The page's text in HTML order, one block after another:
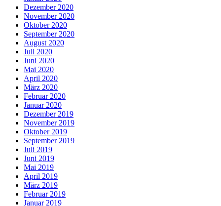
Dezember 2020
November 2020
Oktober 2020
September 2020
August 2020
Juli 2020
Juni 2020
Mai 2020
April 2020
März 2020
Februar 2020
Januar 2020
Dezember 2019
November 2019
Oktober 2019
September 2019
Juli 2019
Juni 2019
Mai 2019
April 2019
März 2019
Februar 2019
Januar 2019